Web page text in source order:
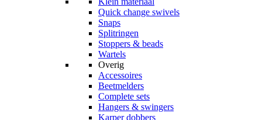
Quick change swivels
Snaps
Splitringen
Stoppers & beads
Wartels
Overig
Accessoires
Beetmelders
Complete sets
Hangers & swingers
Karper dobbers